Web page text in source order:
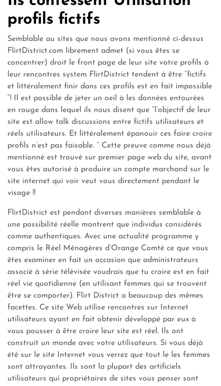
profils fictifs
Semblable au sites que nous avons mentionné ci-dessus
FlirtDistrict.com librement admet (si vous êtes se
concentrer) droit le front page de leur site votre profils à
leur rencontres system FlirtDistrict tendent à être “fictifs
et littéralement finir dans ces profils est en fait impossible
“! Il est possible de jeter un oeil à les données entourées
en rouge dans lequel ils nous disent que “l’objectif de leur
site est allow talk discussions entre fictifs utilisateurs et
réels utilisateurs. Et littéralement épanouir ces faire croire
profils n’est pas faisable. ” Cette preuve comme nous déjà
mentionné est trouvé sur premier page web du site, avant
vous êtes autorisé à produire un compte marchand sur le
site internet qui voir veut vous directement pendant le
visage !!
FlirtDistrict est pendant diverses manières semblable à
une possibilité réelle montrent que individus considérés
comme authentiques. Avec une actualité programme y
compris le Réel Ménagères d’Orange Comté ce que vous
êtes examiner en fait un occasion que administrateurs
associé à série télévisée voudrais que tu croire est en fait
réel vie quotidienne (en utilisant femmes qui se trouvent
être se comporter). Flirt District a beaucoup des mêmes
facettes. Ce site Web utilise rencontres sur Internet
utilisateurs ayant en fait obtenir développé par eux à
vous pousser à être croire leur site est réel. Ils ont
construit un monde avec votre utilisateurs. Si vous déjà
été sur le site Internet vous verrez que tout le les femmes
sont attrayantes. Ils sont la plupart des artificiels
utilisateurs qui propriétaires de sites vous penser sont